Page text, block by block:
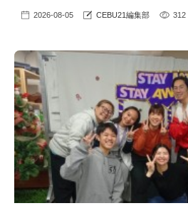
2026-08-05 CEBU21編集部 312